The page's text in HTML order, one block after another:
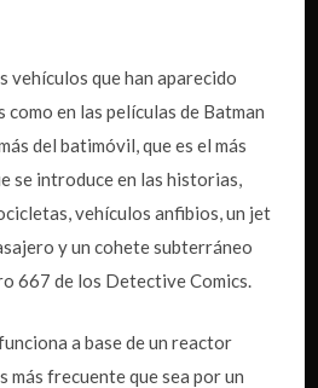
vehículos que han aparecido
en las películas de Batman
del batimóvil, que es el más
se introduce en las historias,
vehículos anfibios, un jet
y un cohete subterráneo
667 de los Detective Comics.
a base de un reactor
más frecuente que sea por un